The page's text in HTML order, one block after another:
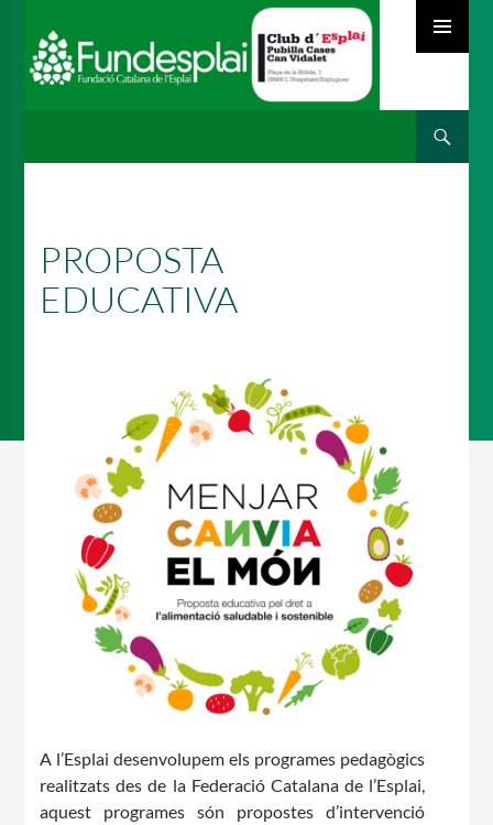
PROPOSTA
EDUCATIVA
A l’Esplai desenvolupem els programes pedagògics
realitzats des de la Federació Catalana de l’Esplai,
aquest programes són propostes d’intervenció
MÓN ESCOLAR
FORMACIÓ
CASES DE COLÒNIES
ACCIÓ SOCIAL I JOVES
ESPLAIS